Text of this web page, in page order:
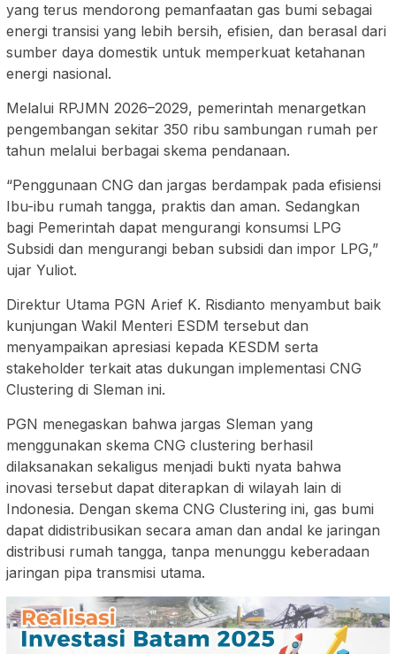
yang terus mendorong pemanfaatan gas bumi sebagai
energi transisi yang lebih bersih, efisien, dan berasal dari
sumber daya domestik untuk memperkuat ketahanan
energi nasional.
Melalui RPJMN 2026–2029, pemerintah menargetkan
pengembangan sekitar 350 ribu sambungan rumah per
tahun melalui berbagai skema pendanaan.
“Penggunaan CNG dan jargas berdampak pada efisiensi
Ibu-ibu rumah tangga, praktis dan aman. Sedangkan
bagi Pemerintah dapat mengurangi konsumsi LPG
Subsidi dan mengurangi beban subsidi dan impor LPG,”
ujar Yuliot.
Direktur Utama PGN Arief K. Risdianto menyambut baik
kunjungan Wakil Menteri ESDM tersebut dan
menyampaikan apresiasi kepada KESDM serta
stakeholder terkait atas dukungan implementasi CNG
Clustering di Sleman ini.
PGN menegaskan bahwa jargas Sleman yang
menggunakan skema CNG clustering berhasil
dilaksanakan sekaligus menjadi bukti nyata bahwa
inovasi tersebut dapat diterapkan di wilayah lain di
Indonesia. Dengan skema CNG Clustering ini, gas bumi
dapat didistribusikan secara aman dan andal ke jaringan
distribusi rumah tangga, tanpa menunggu keberadaan
jaringan pipa transmisi utama.